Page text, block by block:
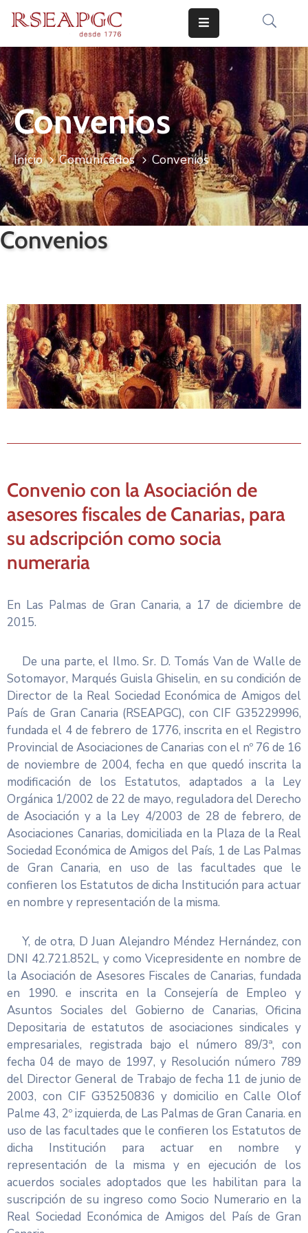
INICIO
ACTIVIDADES
COMUNICADOS
CONOCERNOS
EDICIONES
CONTACTO
Convenios
Inicio Comunicados Convenios
Convenios
Convenio con la Asociación de
asesores fiscales de Canarias, para
su adscripción como socia
numeraria
En Las Palmas de Gran Canaria, a 17 de diciembre de
2015.
De una parte, el Ilmo. Sr. D. Tomás Van de Walle de
Sotomayor, Marqués Guisla Ghiselin, en su condición de
Director de la Real Sociedad Económica de Amigos del
País de Gran Canaria (RSEAPGC), con CIF G35229996,
fundada el 4 de febrero de 1776, inscrita en el Registro
Provincial de Asociaciones de Canarias con el nº 76 de 16
de noviembre de 2004, fecha en que quedó inscrita la
modificación de los Estatutos, adaptados a la Ley
Orgánica 1/2002 de 22 de mayo, reguladora del Derecho
de Asociación y a la Ley 4/2003 de 28 de febrero, de
Asociaciones Canarias, domiciliada en la Plaza de la Real
Sociedad Económica de Amigos del País, 1 de Las Palmas
de Gran Canaria, en uso de las facultades que le
confieren los Estatutos de dicha Institución para actuar
en nombre y representación de la misma.
Y, de otra, D Juan Alejandro Méndez Hernández, con
DNI 42.721.852L, y como Vicepresidente en nombre de
la Asociación de Asesores Fiscales de Canarias, fundada
en 1990. e inscrita en la Consejería de Empleo y
Asuntos Sociales del Gobierno de Canarias, Oficina
Depositaria de estatutos de asociaciones sindicales y
empresariales, registrada bajo el número 89/3ª, con
fecha 04 de mayo de 1997, y Resolución número 789
del Director General de Trabajo de fecha 11 de junio de
2003, con CIF G35250836 y domicilio en Calle Olof
Palme 43, 2º izquierda, de Las Palmas de Gran Canaria. en
uso de las facultades que le confieren los Estatutos de
dicha Institución para actuar en nombre y
representación de la misma y en ejecución de los
acuerdos sociales adoptados que les habilitan para la
suscripción de su ingreso como Socio Numerario en la
Real Sociedad Económica de Amigos del País de Gran